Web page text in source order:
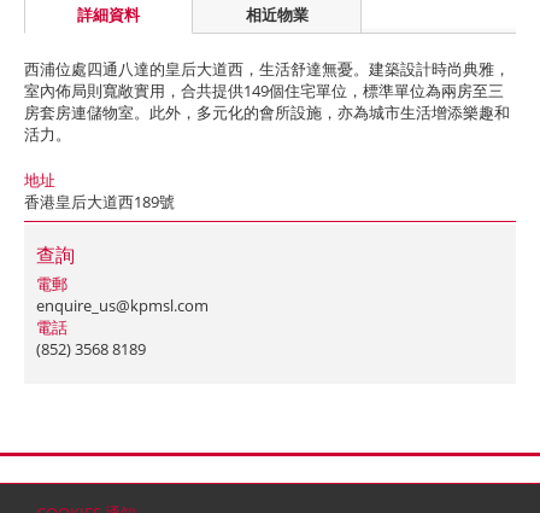
詳細資料 相近物業
西浦位處四通八達的皇后大道西，生活舒達無憂。建築設計時尚典雅，
室內佈局則寬敞實用，合共提供149個住宅單位，標準單位為兩房至三
房套房連儲物室。此外，多元化的會所設施，亦為城市生活增添樂趣和
活力。
地址
香港皇后大道西189號
查詢
電郵
enquire_us@kpmsl.com
電話
(852) 3568 8189